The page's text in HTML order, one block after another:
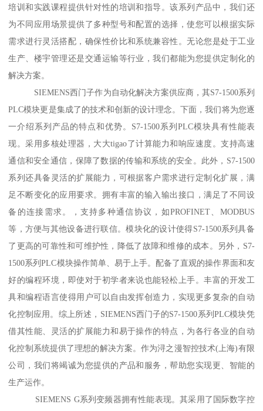
培训和实践课程提供针对性的培训和指导。该系列产品中，我们还
为不同应用场景提供了多种型号和配置的选择，使您可以根据实际
需求进行灵活搭配，确保性价比和系统兼容性。无论您是处于工业
生产、楼宇管理还是交通运输等行业，我们都能为您提供定制化的
解决方案。
SIEMENS西门子作为自动化解决方案供应商，其S7-1500系列
PLC模块更是集成了的技术和创新的设计理念。下面，我们将为您逐
一介绍系列产品的特点和优势。S7-1500系列PLC模块具有性能表
现。采用多核处理器，大大tigao了计算能力和响应速度。支持高速
通信和安全通信，保障了数据的传输和系统的安全。此外，S7-1500
系列还具备灵活的扩展能力，可根据客户需求进行定制化扩展，满
足不断变化的应用要求。拥有丰富的输入输出接口，满足了不同设
备的连接需求。，支持多种通信协议，如PROFINET、MODBUS
等，方便与其他设备进行联信。模块化的设计使得S7-1500系列具备
了更高的可靠性和可维护性，降低了故障和维修的成本。另外，S7-
1500系列PLC模块操作简单、易于上手。配备了直观的操作界面和友
好的编程环境，即使对于初学者来说也能轻松上手。丰富的开发工
具和编程语言使得用户可以自由发挥创造力，实现更多复杂的自动
化控制应用。综上所述，SIEMENS西门子的S7-1500系列PLC模块凭
借其性能、灵活的扩展能力和易于操作的特点，为各行各业的自动
化控制系统提供了理想的解决方案。作为浔之漫智控技术(上海)有限
公司，我们将竭诚为您提供的产品和服务，帮助您实现更、智能的
生产运作。
SIEMENS G系列变频器拥有性能表现。其采用了国际数字控